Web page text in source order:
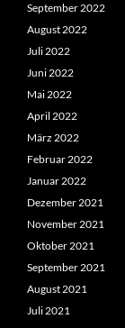
September 2022
August 2022
Juli 2022
Juni 2022
Mai 2022
April 2022
März 2022
Februar 2022
Januar 2022
Dezember 2021
November 2021
Oktober 2021
September 2021
August 2021
Juli 2021